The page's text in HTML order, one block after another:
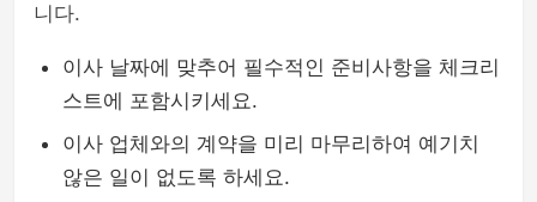
니다.
이사 날짜에 맞추어 필수적인 준비사항을 체크리
스트에 포함시키세요.
이사 업체와의 계약을 미리 마무리하여 예기치
않은 일이 없도록 하세요.